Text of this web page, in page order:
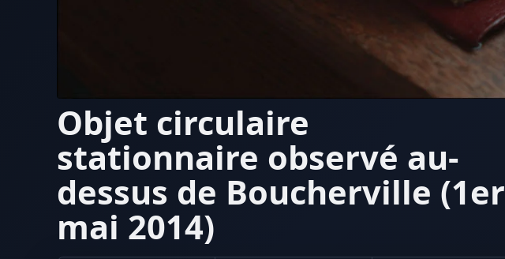
Objet circulaire
stationnaire observé au-
dessus de Boucherville (1er
mai 2014)